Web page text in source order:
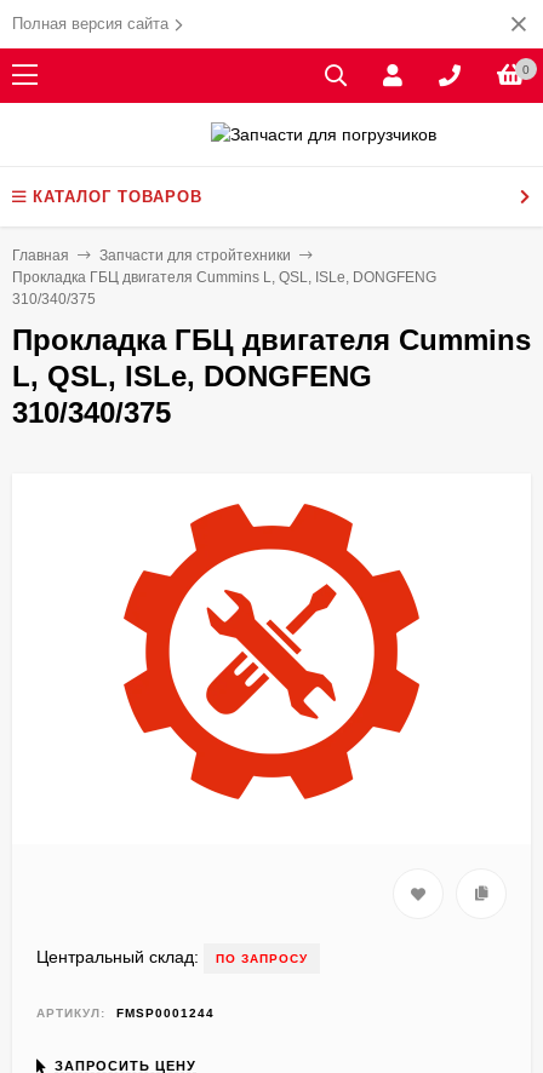
Полная версия сайта
0
КАТАЛОГ ТОВАРОВ
Главная
Запчасти для стройтехники
Прокладка ГБЦ двигателя Cummins L, QSL, ISLe, DONGFENG
310/340/375
Прокладка ГБЦ двигателя Cummins
L, QSL, ISLe, DONGFENG
310/340/375
Центральный склад: ПО ЗАПРОСУ
АРТИКУЛ: FMSP0001244
ЗАПРОСИТЬ ЦЕНУ